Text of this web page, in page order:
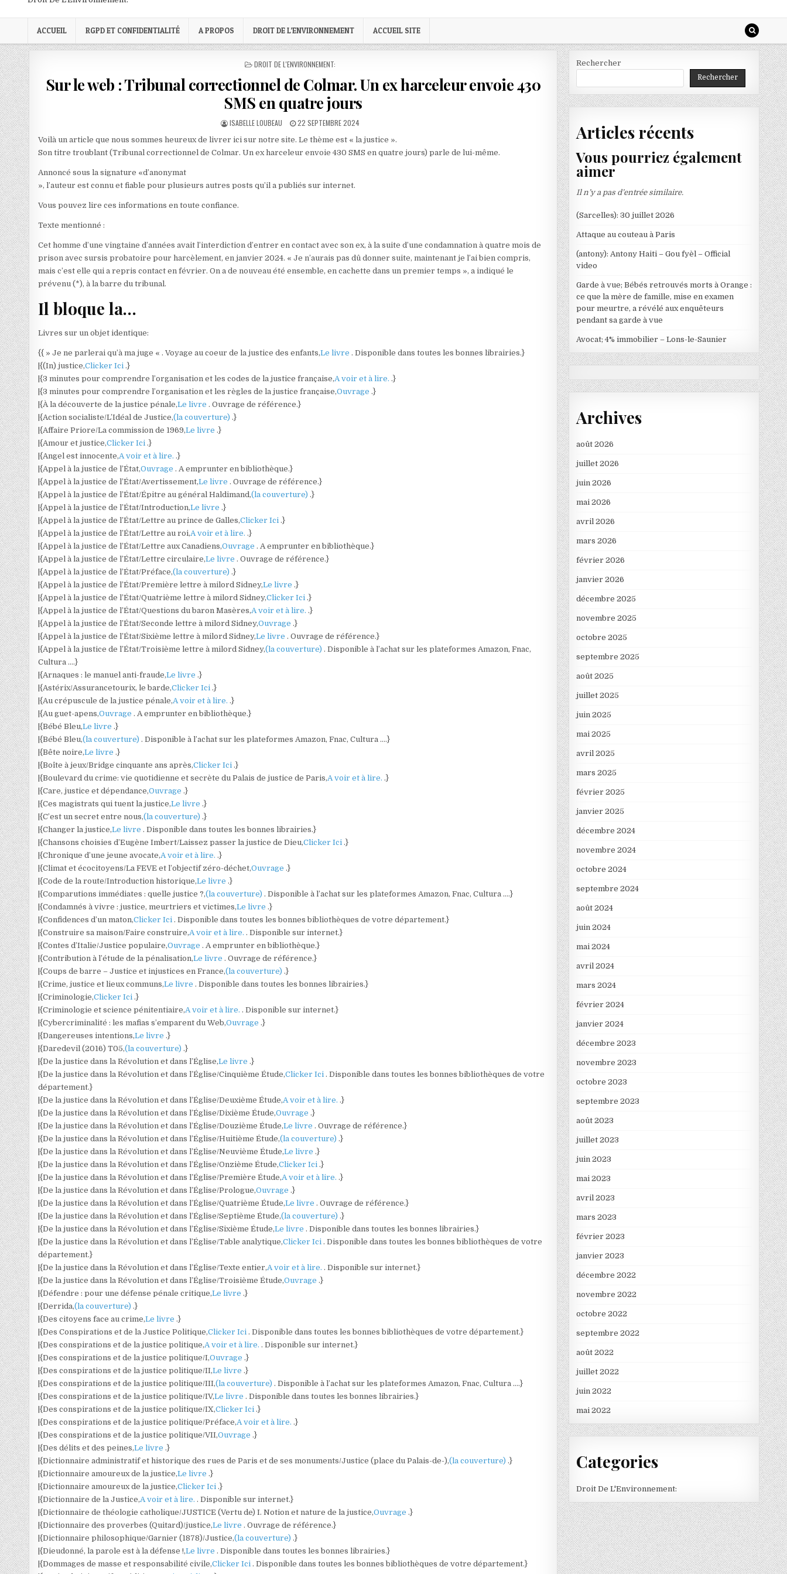
ACCUEIL RGPD ET CONFIDENTIALITÉ A PROPOS DROIT DE L’ENVIRONNEMENT ACCUEIL SITE
POSTED
DROIT DE L'ENVIRONNEMENT:
Sur le web : Tribunal correctionnel de Colmar. Un ex harceleur envoie 430
SMS en quatre jours
AUTHOR:
ISABELLE LOUBEAU
PUBLISHED
22 SEPTEMBRE 2024
Voilà un article que nous sommes heureux de livrer ici sur notre site. Le thème est « la justice ».
Son titre troublant (Tribunal correctionnel de Colmar. Un ex harceleur envoie 430 SMS en quatre jours) parle de lui-même.
Annoncé sous la signature «d’anonymat
», l’auteur est connu et fiable pour plusieurs autres posts qu’il a publiés sur internet.
Vous pouvez lire ces informations en toute confiance.
Texte mentionné :
Cet homme d’une vingtaine d’années avait l’interdiction d’entrer en contact avec son ex, à la suite d’une condamnation à quatre mois de
prison avec sursis probatoire pour harcèlement, en janvier 2024. « Je n’aurais pas dû donner suite, maintenant je l’ai bien compris,
mais c’est elle qui a repris contact en février. On a de nouveau été ensemble, en cachette dans un premier temps », a indiqué le
prévenu (*), à la barre du tribunal.
Il bloque la…
Livres sur un objet identique:
{{ » Je ne parlerai qu’à ma juge « . Voyage au coeur de la justice des enfants,Le livre . Disponible dans toutes les bonnes librairies.}
|{(In) justice,Clicker Ici .}
|{3 minutes pour comprendre l’organisation et les codes de la justice française,A voir et à lire. .}
|{3 minutes pour comprendre l’organisation et les règles de la justice française,Ouvrage .}
|{À la découverte de la justice pénale,Le livre . Ouvrage de référence.}
|{Action socialiste/L’Idéal de Justice,(la couverture) .}
|{Affaire Priore/La commission de 1969,Le livre .}
|{Amour et justice,Clicker Ici .}
|{Angel est innocente,A voir et à lire. .}
|{Appel à la justice de l’État,Ouvrage . A emprunter en bibliothèque.}
|{Appel à la justice de l’État/Avertissement,Le livre . Ouvrage de référence.}
|{Appel à la justice de l’État/Épitre au général Haldimand,(la couverture) .}
|{Appel à la justice de l’État/Introduction,Le livre .}
|{Appel à la justice de l’État/Lettre au prince de Galles,Clicker Ici .}
|{Appel à la justice de l’État/Lettre au roi,A voir et à lire. .}
|{Appel à la justice de l’État/Lettre aux Canadiens,Ouvrage . A emprunter en bibliothèque.}
|{Appel à la justice de l’État/Lettre circulaire,Le livre . Ouvrage de référence.}
|{Appel à la justice de l’État/Préface,(la couverture) .}
|{Appel à la justice de l’État/Première lettre à milord Sidney,Le livre .}
|{Appel à la justice de l’État/Quatrième lettre à milord Sidney,Clicker Ici .}
|{Appel à la justice de l’État/Questions du baron Masères,A voir et à lire. .}
|{Appel à la justice de l’État/Seconde lettre à milord Sidney,Ouvrage .}
|{Appel à la justice de l’État/Sixième lettre à milord Sidney,Le livre . Ouvrage de référence.}
|{Appel à la justice de l’État/Troisième lettre à milord Sidney,(la couverture) . Disponible à l’achat sur les plateformes Amazon, Fnac,
Cultura ….}
|{Arnaques : le manuel anti-fraude,Le livre .}
|{Astérix/Assurancetourix, le barde,Clicker Ici .}
|{Au crépuscule de la justice pénale,A voir et à lire. .}
|{Au guet-apens,Ouvrage . A emprunter en bibliothèque.}
|{Bébé Bleu,Le livre .}
|{Bébé Bleu,(la couverture) . Disponible à l’achat sur les plateformes Amazon, Fnac, Cultura ….}
|{Bête noire,Le livre .}
|{Boîte à jeux/Bridge cinquante ans après,Clicker Ici .}
|{Boulevard du crime: vie quotidienne et secrète du Palais de justice de Paris,A voir et à lire. .}
|{Care, justice et dépendance,Ouvrage .}
|{Ces magistrats qui tuent la justice,Le livre .}
|{C’est un secret entre nous,(la couverture) .}
|{Changer la justice,Le livre . Disponible dans toutes les bonnes librairies.}
|{Chansons choisies d’Eugène Imbert/Laissez passer la justice de Dieu,Clicker Ici .}
|{Chronique d’une jeune avocate,A voir et à lire. .}
|{Climat et écocitoyens/La FEVE et l’objectif zéro-déchet,Ouvrage .}
|{Code de la route/Introduction historique,Le livre .}
|{Comparutions immédiates : quelle justice ?,(la couverture) . Disponible à l’achat sur les plateformes Amazon, Fnac, Cultura ….}
|{Condamnés à vivre : justice, meurtriers et victimes,Le livre .}
|{Confidences d’un maton,Clicker Ici . Disponible dans toutes les bonnes bibliothèques de votre département.}
|{Construire sa maison/Faire construire,A voir et à lire. . Disponible sur internet.}
|{Contes d’Italie/Justice populaire,Ouvrage . A emprunter en bibliothèque.}
|{Contribution à l’étude de la pénalisation,Le livre . Ouvrage de référence.}
|{Coups de barre – Justice et injustices en France,(la couverture) .}
|{Crime, justice et lieux communs,Le livre . Disponible dans toutes les bonnes librairies.}
|{Criminologie,Clicker Ici .}
|{Criminologie et science pénitentiaire,A voir et à lire. . Disponible sur internet.}
|{Cybercriminalité : les mafias s’emparent du Web,Ouvrage .}
|{Dangereuses intentions,Le livre .}
|{Daredevil (2016) T05,(la couverture) .}
|{De la justice dans la Révolution et dans l’Église,Le livre .}
|{De la justice dans la Révolution et dans l’Église/Cinquième Étude,Clicker Ici . Disponible dans toutes les bonnes bibliothèques de votre
département.}
|{De la justice dans la Révolution et dans l’Église/Deuxième Étude,A voir et à lire. .}
|{De la justice dans la Révolution et dans l’Église/Dixième Étude,Ouvrage .}
|{De la justice dans la Révolution et dans l’Église/Douzième Étude,Le livre . Ouvrage de référence.}
|{De la justice dans la Révolution et dans l’Église/Huitième Étude,(la couverture) .}
|{De la justice dans la Révolution et dans l’Église/Neuvième Étude,Le livre .}
|{De la justice dans la Révolution et dans l’Église/Onzième Étude,Clicker Ici .}
|{De la justice dans la Révolution et dans l’Église/Première Étude,A voir et à lire. .}
|{De la justice dans la Révolution et dans l’Église/Prologue,Ouvrage .}
|{De la justice dans la Révolution et dans l’Église/Quatrième Étude,Le livre . Ouvrage de référence.}
|{De la justice dans la Révolution et dans l’Église/Septième Étude,(la couverture) .}
|{De la justice dans la Révolution et dans l’Église/Sixième Étude,Le livre . Disponible dans toutes les bonnes librairies.}
|{De la justice dans la Révolution et dans l’Église/Table analytique,Clicker Ici . Disponible dans toutes les bonnes bibliothèques de votre
département.}
|{De la justice dans la Révolution et dans l’Église/Texte entier,A voir et à lire. . Disponible sur internet.}
|{De la justice dans la Révolution et dans l’Église/Troisième Étude,Ouvrage .}
|{Défendre : pour une défense pénale critique,Le livre .}
|{Derrida,(la couverture) .}
|{Des citoyens face au crime,Le livre .}
|{Des Conspirations et de la Justice Politique,Clicker Ici . Disponible dans toutes les bonnes bibliothèques de votre département.}
|{Des conspirations et de la justice politique,A voir et à lire. . Disponible sur internet.}
|{Des conspirations et de la justice politique/I,Ouvrage .}
|{Des conspirations et de la justice politique/II,Le livre .}
|{Des conspirations et de la justice politique/III,(la couverture) . Disponible à l’achat sur les plateformes Amazon, Fnac, Cultura ….}
|{Des conspirations et de la justice politique/IV,Le livre . Disponible dans toutes les bonnes librairies.}
|{Des conspirations et de la justice politique/IX,Clicker Ici .}
|{Des conspirations et de la justice politique/Préface,A voir et à lire. .}
|{Des conspirations et de la justice politique/VII,Ouvrage .}
|{Des délits et des peines,Le livre .}
|{Dictionnaire administratif et historique des rues de Paris et de ses monuments/Justice (place du Palais-de-),(la couverture) .}
|{Dictionnaire amoureux de la justice,Le livre .}
|{Dictionnaire amoureux de la justice,Clicker Ici .}
|{Dictionnaire de la Justice,A voir et à lire. . Disponible sur internet.}
|{Dictionnaire de théologie catholique/JUSTICE (Vertu de) I. Notion et nature de la justice,Ouvrage .}
|{Dictionnaire des proverbes (Quitard)/justice,Le livre . Ouvrage de référence.}
|{Dictionnaire philosophique/Garnier (1878)/Justice,(la couverture) .}
|{Dieudonné, la parole est à la défense !,Le livre . Disponible dans toutes les bonnes librairies.}
|{Dommages de masse et responsabilité civile,Clicker Ici . Disponible dans toutes les bonnes bibliothèques de votre département.}
Rechercher
Rechercher
Articles récents
Vous pourriez également
aimer
Il n’y a pas d’entrée similaire.
(Sarcelles): 30 juillet 2026
Attaque au couteau à Paris
(antony): Antony Haiti – Gou fyèl – Official
video
Garde à vue; Bébés retrouvés morts à Orange :
ce que la mère de famille, mise en examen
pour meurtre, a révélé aux enquêteurs
pendant sa garde à vue
Avocat; 4% immobilier – Lons-le-Saunier
Archives
août 2026
juillet 2026
juin 2026
mai 2026
avril 2026
mars 2026
février 2026
janvier 2026
décembre 2025
novembre 2025
octobre 2025
septembre 2025
août 2025
juillet 2025
juin 2025
mai 2025
avril 2025
mars 2025
février 2025
janvier 2025
décembre 2024
novembre 2024
octobre 2024
septembre 2024
août 2024
juin 2024
mai 2024
avril 2024
mars 2024
février 2024
janvier 2024
décembre 2023
novembre 2023
octobre 2023
septembre 2023
août 2023
juillet 2023
juin 2023
mai 2023
avril 2023
mars 2023
février 2023
janvier 2023
décembre 2022
novembre 2022
octobre 2022
septembre 2022
août 2022
juillet 2022
juin 2022
mai 2022
Categories
Droit De L'Environnement: